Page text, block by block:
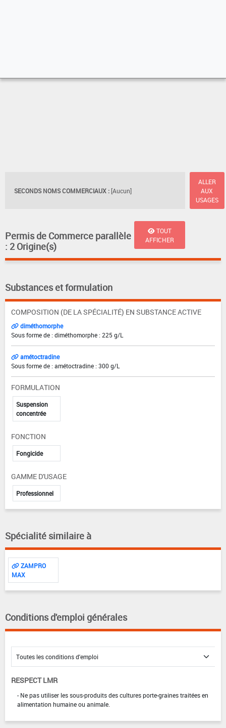
SECONDS NOMS COMMERCIAUX : [Aucun]
ALLER
AUX
USAGES
Permis de Commerce parallèle
: 2 Origine(s)
TOUT
AFFICHER
Substances et formulation
COMPOSITION (DE LA SPÉCIALITÉ) EN SUBSTANCE ACTIVE
diméthomorphe
Sous forme de : diméthomorphe : 225 g/L
amétoctradine
Sous forme de : amétoctradine : 300 g/L
FORMULATION
Suspension
concentrée
FONCTION
Fongicide
GAMME D'USAGE
Professionnel
Spécialité similaire à
ZAMPRO
MAX
Conditions d'emploi générales
RESPECT LMR
- Ne pas utiliser les sous-produits des cultures porte-graines traitées en
alimentation humaine ou animale.